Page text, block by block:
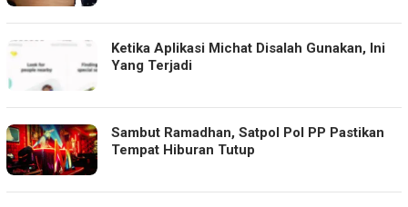
Ketika Aplikasi Michat Disalah Gunakan, Ini
Yang Terjadi
Sambut Ramadhan, Satpol Pol PP Pastikan
Tempat Hiburan Tutup